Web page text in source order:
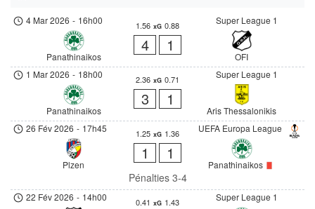
Super League 1
4 Mar 2026 - 16h00
Panathinaikos
1.56 xG 0.88
4 1
OFI
Super League 1
1 Mar 2026 - 18h00
Panathinaikos
2.36 xG 0.71
3 1
Aris Thessalonikis
UEFA Europa League
26 Fév 2026 - 17h45
Plzen
1.25 xG 1.36
1 1
Panathinaikos
Pénalties 3-4
Super League 1
22 Fév 2026 - 14h00 0.41 xG 1.43